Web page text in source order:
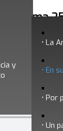
La
En
Por
Un
y